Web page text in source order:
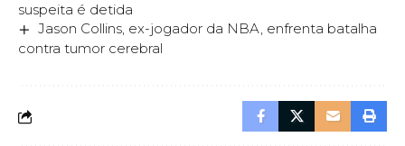
suspeita é detida
Jason Collins, ex-jogador da NBA, enfrenta batalha
contra tumor cerebral